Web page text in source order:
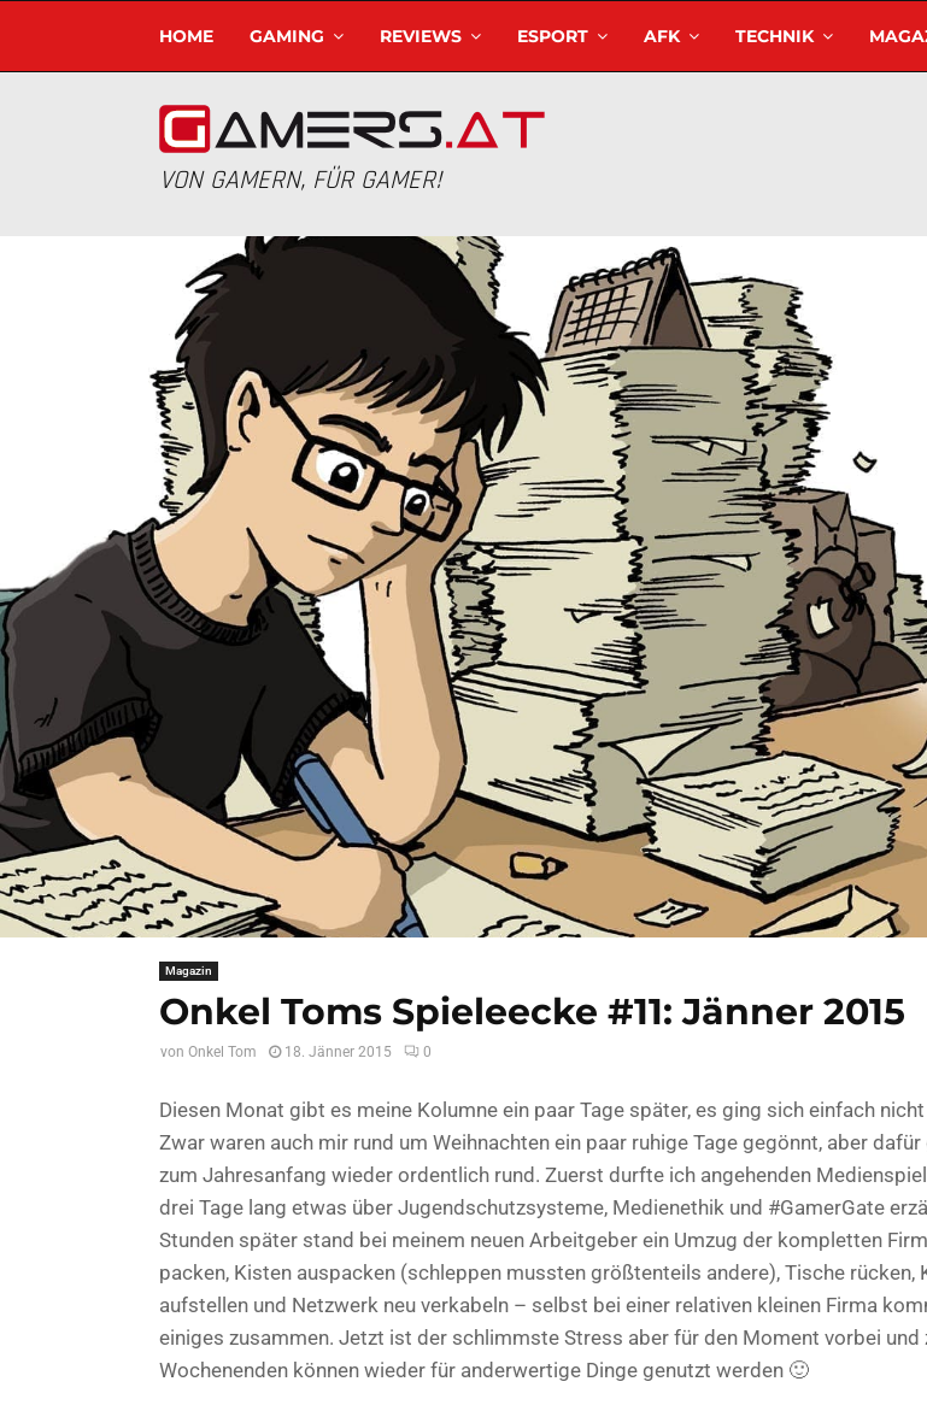
HOME GAMING REVIEWS ESPORT AFK TECHNIK
VON GAMERN, FÜR GAMER!
Magazin
Onkel Toms Spieleecke #11: Jänner 2015
von Onkel Tom 18. Jänner 2015 0
Diesen Monat gibt es meine Kolumne ein paar Tage später, es ging sich einfach
Zwar waren auch mir rund um Weihnachten ein paar ruhige Tage gegönnt, aber
zum Jahresanfang wieder ordentlich rund. Zuerst durfte ich angehenden
drei Tage lang etwas über Jugendschutzsysteme, Medienethik und #GamerGate
Stunden später stand bei meinem neuen Arbeitgeber ein Umzug der kompletten
packen, Kisten auspacken (schleppen mussten größtenteils andere), Tische rücken,
aufstellen und Netzwerk neu verkabeln – selbst bei einer relativen kleinen Firma
einiges zusammen. Jetzt ist der schlimmste Stress aber für den Moment vorbei und
Wochenenden können wieder für anderwertige Dinge genutzt werden 🙂